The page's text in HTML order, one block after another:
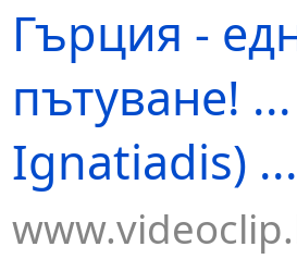
Гърция -
пътуване!
Ignatiadis)